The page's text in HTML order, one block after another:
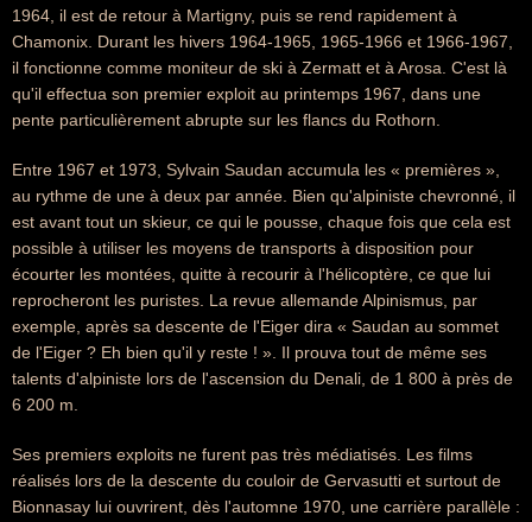
1964, il est de retour à Martigny, puis se rend rapidement à
Chamonix. Durant les hivers 1964-1965, 1965-1966 et 1966-1967,
il fonctionne comme moniteur de ski à Zermatt et à Arosa. C'est là
qu'il effectua son premier exploit au printemps 1967, dans une
pente particulièrement abrupte sur les flancs du Rothorn.
Entre 1967 et 1973, Sylvain Saudan accumula les « premières »,
au rythme de une à deux par année. Bien qu'alpiniste chevronné, il
est avant tout un skieur, ce qui le pousse, chaque fois que cela est
possible à utiliser les moyens de transports à disposition pour
écourter les montées, quitte à recourir à l'hélicoptère, ce que lui
reprocheront les puristes. La revue allemande Alpinismus, par
exemple, après sa descente de l'Eiger dira « Saudan au sommet
de l'Eiger ? Eh bien qu'il y reste ! ». Il prouva tout de même ses
talents d'alpiniste lors de l'ascension du Denali, de 1 800 à près de
6 200 m.
Ses premiers exploits ne furent pas très médiatisés. Les films
réalisés lors de la descente du couloir de Gervasutti et surtout de
Bionnasay lui ouvrirent, dès l'automne 1970, une carrière parallèle :